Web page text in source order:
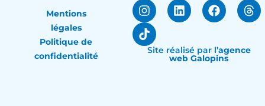
Mentions
légales
Politique de
confidentialité
Site réalisé par l’agence
web Galopins